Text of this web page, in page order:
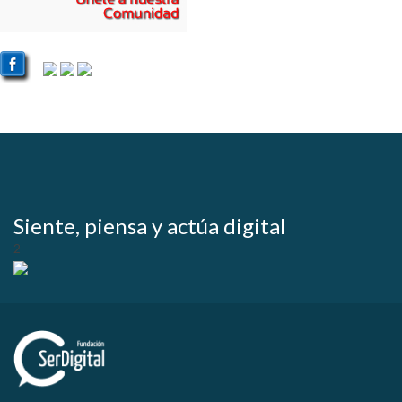
Siente, piensa y actúa digital
2